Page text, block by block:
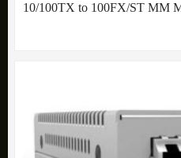
10/100TX to 100FX/ST MM